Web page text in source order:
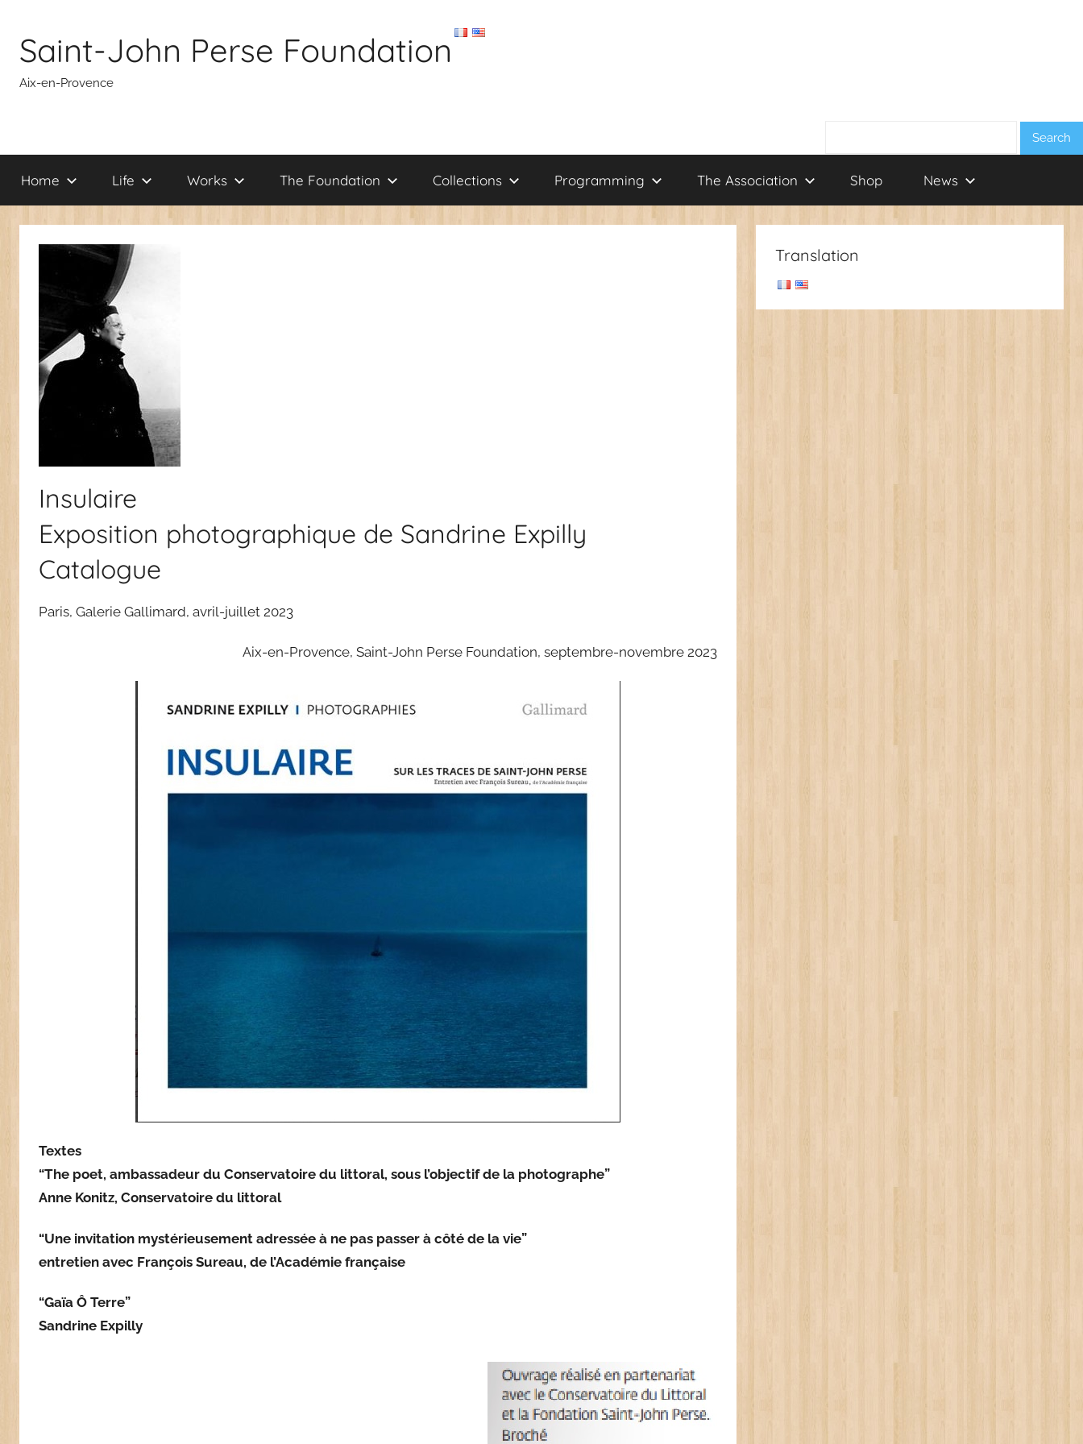
content
Saint-John Perse Foundation
Aix-en-Provence
Home Life Works The Foundation Collections Programming The Association Shop News
Insulaire
Exposition photographique de Sandrine Expilly
Catalogue
Paris, Galerie Gallimard, avril-juillet 2023
Aix-en-Provence, Saint-John Perse Foundation,septembre-novembre 2023
Textes
“The poet, ambassadeur du Conservatoire du littoral, sous l’objectif de la photographe”
Anne Konitz, Conservatoire du littoral
“Une invitation mystérieusement adressée à ne pas passer à côté de la vie”
entretien avec François Sureau, de l’Académie française
“Gaïa Ô Terre”
Sandrine Expilly
Translation